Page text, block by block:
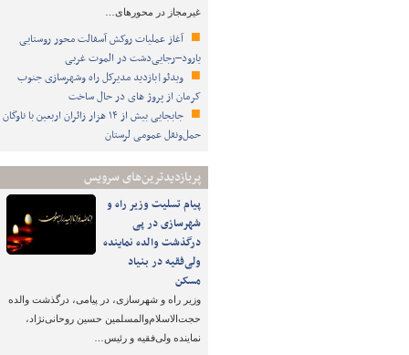
غیرمجاز در محورهای…
آغاز عملیات روکش آسفالت محور روستایی
یارود–رجایی‌دشت در الموت غربی
ویدئو|بازدید مدیرکل راه وشهرسازی جنوب
کرمان از پروژ های در حال ساخت
جابجایی بیش از ۱۴ هزار زائران اربعین با ناوگان
حمل‌ونقل عمومی لرستان
پربازدیدترین‌های سرویس
پیام تسلیت وزیر راه و
شهرسازی در پی
درگذشت والده نماینده
ولی‌فقیه در بنیاد
مسکن
وزیر راه و شهرسازی، در پیامی، درگذشت والده
حجت‌الاسلام‌والمسلمین حسین روحانی‌نژاد،
نماینده ولی‌فقیه و رئیس…